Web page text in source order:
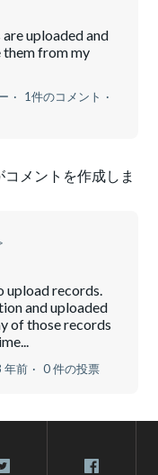
uploaded and
them from my
1件のコメント
コメントを作成しま
upload records.
and uploaded
of those records
年前 0 件の投票